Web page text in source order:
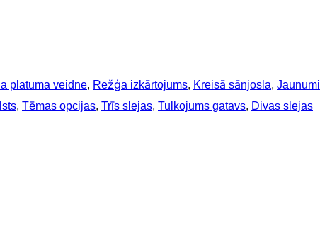
platuma veidne, Režģa izkārtojums, Kreisā sānjosla, Jaunumi
, Tēmas opcijas, Trīs slejas, Tulkojums gatavs, Divas slejas